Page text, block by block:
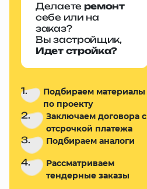
Делаете ремонт
себе или на
заказ?
Вы застройщик,
Идет стройка?
1.
Подбираем материалы
по проекту
2.
Заключаем договора с
отсрочкой платежа
3. Подбираем аналоги
4.
Рассматриваем
тендерные заказы